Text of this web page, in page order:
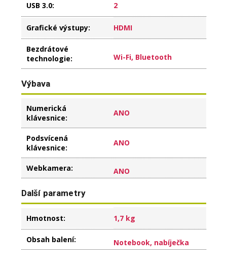
USB 3.0: 2
Grafické výstupy: HDMI
Bezdrátové
technologie: Wi-Fi, Bluetooth
Výbava
Numerická
klávesnice: ANO
Podsvícená
klávesnice: ANO
Webkamera: ANO
Další parametry
Hmotnost: 1,7 kg
Obsah balení: Notebook, nabíječka